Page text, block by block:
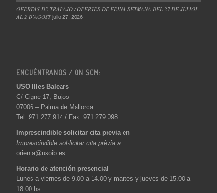
OFERTAS DE TRABAJO / OFERTES DE FEINA SETMANA DEL 27 DE JULIOL
AL 2 D’AGOST julio 27, 2026
ENCUÉNTRANOS / ON SOM:
USO Illes Balears
C/ Cigne 17, Bajos
07006 – Palma de Mallorca
Tel: 971 277 914 / Fax: 971 279 098
Imprescindible solicitar cita previa en
Imprescindible sol·licitar cita prèvia a
orienta@usoib.es
Horario de atención presencial
Lunes a viernes de 9.00 a 14.00 y martes y jueves de 15.00 a
18.00 hs